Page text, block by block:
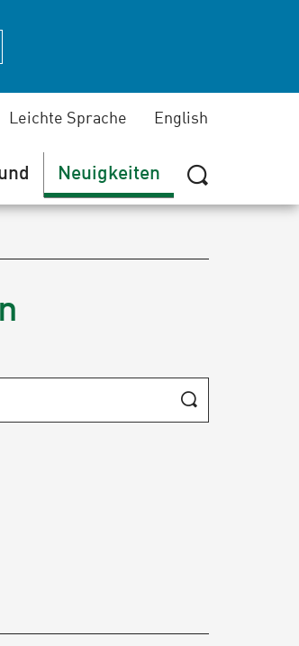
Leichte Sprache English
Neuigkeiten
Suche
oder